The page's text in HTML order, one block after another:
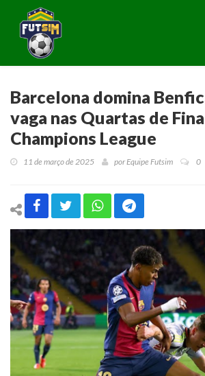
Barcelona domina
vaga nas Quartas de
Champions League
11 de março de 2025 por Equipe Futsim 0